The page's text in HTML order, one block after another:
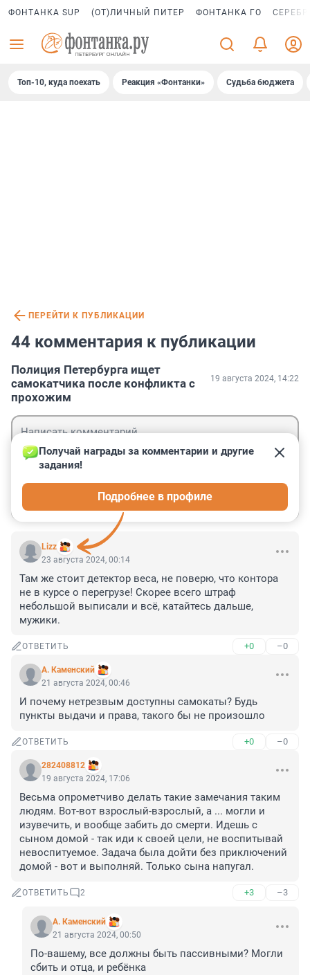
ФОНТАНКА SUP (ОТ)ЛИЧНЫЙ ПИТЕР ФОНТАНКА ГО
Топ-10, куда поехать Реакция «Фонтанки» Судьба бюджета
ПЕРЕЙТИ К ПУБЛИКАЦИИ
44 комментария к публикации
Полиция Петербурга ищет
самокатчика после конфликта с
прохожим
19 августа 2024, 14:22
Lizz
Получай награды за комментарии и другие
задания!
Подробнее в профиле
23 августа 2024, 00:14
Там же стоит детектор веса, не поверю, что контора
не в курсе о перегрузе! Скорее всего штраф
небольшой выписали и всё, катайтесь дальше,
мужики.
ОТВЕТИТЬ +0 –0
А. Каменский
21 августа 2024, 00:46
И почему нетрезвым доступны самокаты? Будь
пункты выдачи и права, такого бы не произошло
ОТВЕТИТЬ +0 –0
282408812
19 августа 2024, 17:06
Весьма опрометчиво делать такие замечания таким
людям. Вот-вот взрослый-взрослый, а ... могли и
изувечить, и вообще забить до смерти. Идешь с
сыном домой - так иди к своей цели, не воспитывай
невоспитуемое. Задача была дойти без приключений
домой - вот и выполняй. Только сына напугал.
ОТВЕТИТЬ 2 +3 –3
А. Каменский
21 августа 2024, 00:50
По-вашему, все должны быть пассивными? Могли
сбить и отца, и ребёнка